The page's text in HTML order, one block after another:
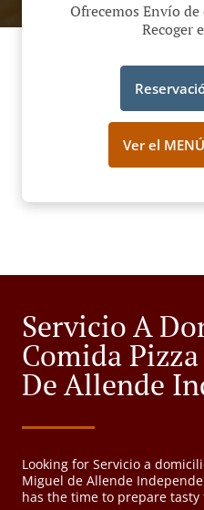
Ofrecemos Envío
Recoger
Ver el
Servicio A
Comida
De Allende
Looking for Servicio a
Miguel de Allende
has the time to prepare tasty